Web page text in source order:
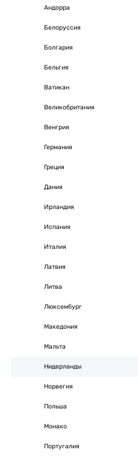
Андорра
Белоруссия
Болгария
Бельгия
Ватикан
Великобритания
Венгрия
Германия
Греция
Дания
Ирландия
Испания
Италия
Латвия
Литва
Люксембург
Македония
Мальта
Нидерланды
Норвегия
Польша
Монако
Португалия